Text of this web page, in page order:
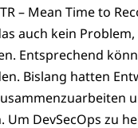
– Mean Time to
auch kein
Entsprechend
Bislang hatten
DevSecOps zu